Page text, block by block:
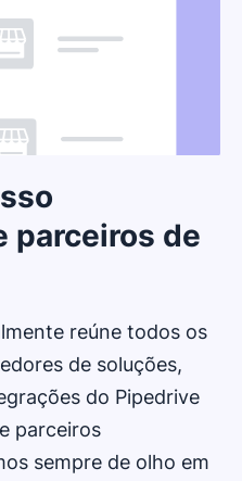
parceiros de
reúne todos os
de soluções,
do Pipedrive
parceiros
sempre de olho em